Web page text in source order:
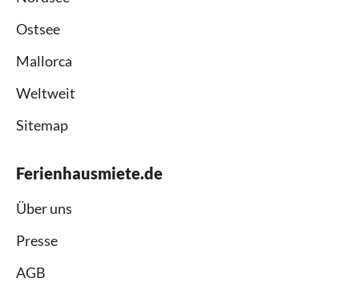
Ostsee
Mallorca
Weltweit
Sitemap
Ferienhausmiete.de
Über uns
Presse
AGB